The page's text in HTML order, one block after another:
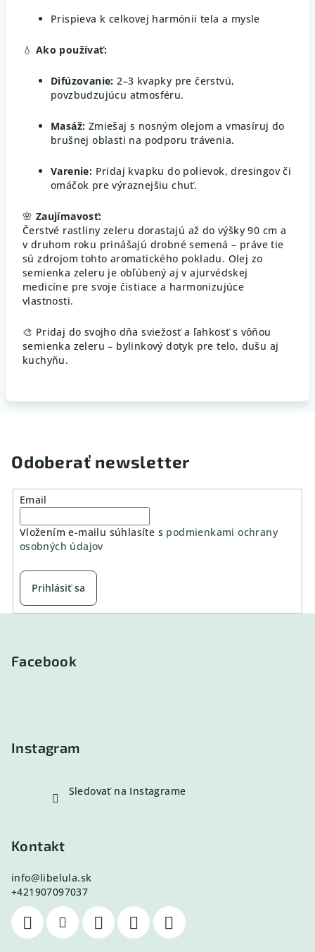
Prispieva k celkovej harmónii tela a mysle
💧 Ako používať:
Difúzovanie: 2–3 kvapky pre čerstvú,
povzbudzujúcu atmosféru.
Masáž: Zmiešaj s nosným olejom a vmasíruj do
brušnej oblasti na podporu trávenia.
Varenie: Pridaj kvapku do polievok, dresingov či
omáčok pre výraznejšiu chuť.
🌸 Zaujímavosť:
Čerstvé rastliny zeleru dorastajú až do výšky 90 cm a
v druhom roku prinášajú drobné semená – práve tie
sú zdrojom tohto aromatického pokladu. Olej zo
semienka zeleru je obľúbený aj v ajurvédskej
medicíne pre svoje čistiace a harmonizujúce
vlastnosti.
🎨 Pridaj do svojho dňa sviežosť a ľahkosť s vôňou
semienka zeleru – bylinkový dotyk pre telo, dušu aj
kuchyňu.
Odoberať newsletter
Email
Vložením e-mailu súhlasíte s podmienkami ochrany
osobných údajov
Prihlásiť sa
Facebook
Instagram
Sledovať na Instagrame
Kontakt
info@libelula.sk
+421907097037